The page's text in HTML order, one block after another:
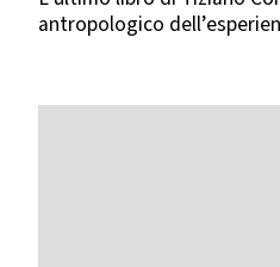
antropologico